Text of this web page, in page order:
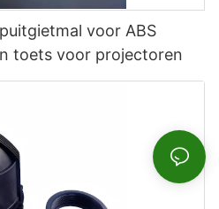
voor ABS
toets voor projectoren